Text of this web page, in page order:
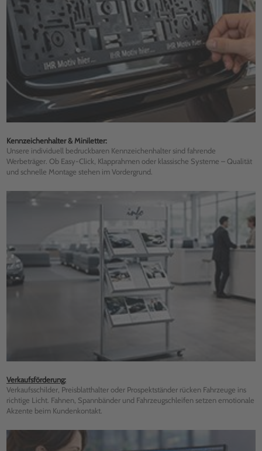
Kennzeichenhalter & Miniletter:
Unsere individuell bedruckbaren Kennzeichenhalter sind fahrende
Werbeträger. Ob Easy-Click, Klapprahmen oder klassische Systeme – Qualität
und schnelle Montage stehen im Vordergrund.
Verkaufsförderung:
Verkaufsschilder, Preisblatthalter oder Prospektständer rücken Fahrzeuge ins
richtige Licht. Fahnen, Spannbänder und Fahrzeugschleifen setzen emotionale
Akzente beim Kundenkontakt.